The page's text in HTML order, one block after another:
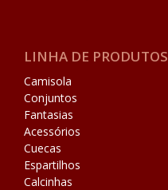
LINHA DE PRODUTOS
Camisola
Conjuntos
Fantasias
Acessórios
Cuecas
Espartilhos
Calcinhas